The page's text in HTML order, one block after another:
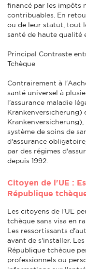
financé par les impôts
contribuables. En
ou de leur statut, tout
santé de haute qualité
Principal Contraste
Tchèque
Contrairement à
santé universel à
l'assurance maladie
Krankenversicherung)
système de soins de
d'assurance
par des régimes
depuis 1992.
Citoyen de l'UE :
République
Les citoyens de l'UE
tchèque sans visa en
Les ressortissants
avant de s'installer.
République tchèque
professionnels ou